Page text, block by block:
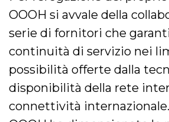
OOOH si avvale della
serie di fornitori che
continuità di servizio nei
possibilità offerte dalla
disponibilità della rete
connettività internazionale.